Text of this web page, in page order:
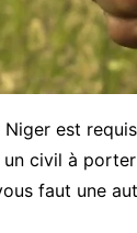
Niger est
civil à
faut une